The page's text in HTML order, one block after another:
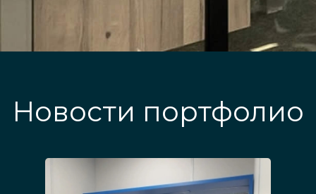
Новости портфолио